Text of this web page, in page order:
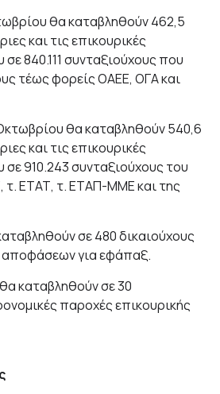
θα καταβληθούν 462,5
και τις επικουρικές
840.111 συνταξιούχους που
τέως φορείς ΟΑΕΕ, ΟΓΑ και
θα καταβληθούν 540,6
και τις επικουρικές
σε 910.243 συνταξιούχους του
τ. ΕΤΑΤ, τ. ΕΤΑΠ-ΜΜΕ και της
σε 480 δικαιούχους
αποφάσεων για εφάπαξ.
καταβληθούν σε 30
παροχές επικουρικής